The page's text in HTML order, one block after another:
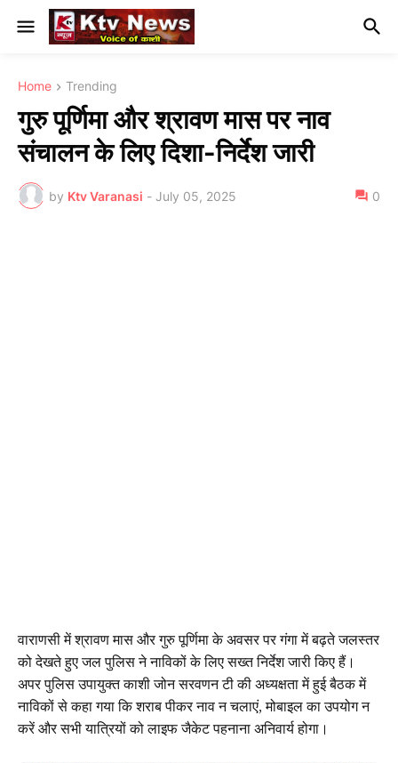
Home Trending
गुरु पूर्णिमा और श्रावण मास पर नाव
संचालन के लिए दिशा-निर्देश जारी
by Ktv Varanasi - July 05, 2025 0
वाराणसी में श्रावण मास और गुरु पूर्णिमा के अवसर पर गंगा में बढ़ते जलस्तर
को देखते हुए जल पुलिस ने नाविकों के लिए सख्त निर्देश जारी किए हैं।
अपर पुलिस उपायुक्त काशी जोन सरवणन टी की अध्यक्षता में हुई बैठक में
नाविकों से कहा गया कि शराब पीकर नाव न चलाएं, मोबाइल का उपयोग न
करें और सभी यात्रियों को लाइफ जैकेट पहनाना अनिवार्य होगा।